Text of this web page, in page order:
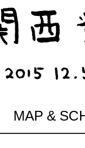
MAP &